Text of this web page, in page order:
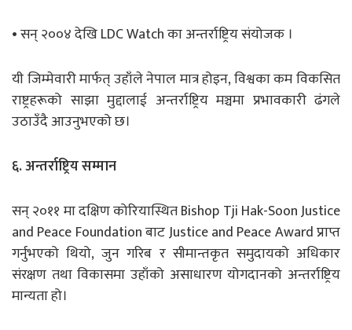
• सन् २००४ देखि LDC Watch का अन्तर्राष्ट्रिय संयोजक ।
यी जिम्मेवारी मार्फत् उहाँले नेपाल मात्र होइन, विश्वका कम विकसित
राष्ट्रहरूको साझा मुद्दालाई अन्तर्राष्ट्रिय मञ्चमा प्रभावकारी ढंगले
उठाउँदै आउनुभएको छ।
६. अन्तर्राष्ट्रिय सम्मान
सन् २०११ मा दक्षिण कोरियास्थित Bishop Tji Hak-Soon Justice
and Peace Foundation बाट Justice and Peace Award प्राप्त
गर्नुभएको थियो, जुन गरिब र सीमान्तकृत समुदायको अधिकार
संरक्षण तथा विकासमा उहाँको असाधारण योगदानको अन्तर्राष्ट्रिय
मान्यता हो।